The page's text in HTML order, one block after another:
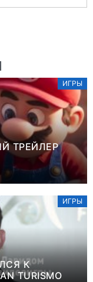
ИГРЫ
ТРЕЙЛЕР
ИГРЫ
К
TURISMO